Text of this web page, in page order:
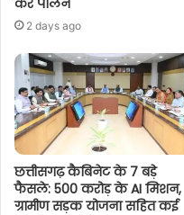
2 days ago
छत्तीसगढ़ कैबिनेट के 7 बड़े
फैसले: 500 करोड़ के AI मिशन,
ग्रामीण सड़क योजना सहित कई